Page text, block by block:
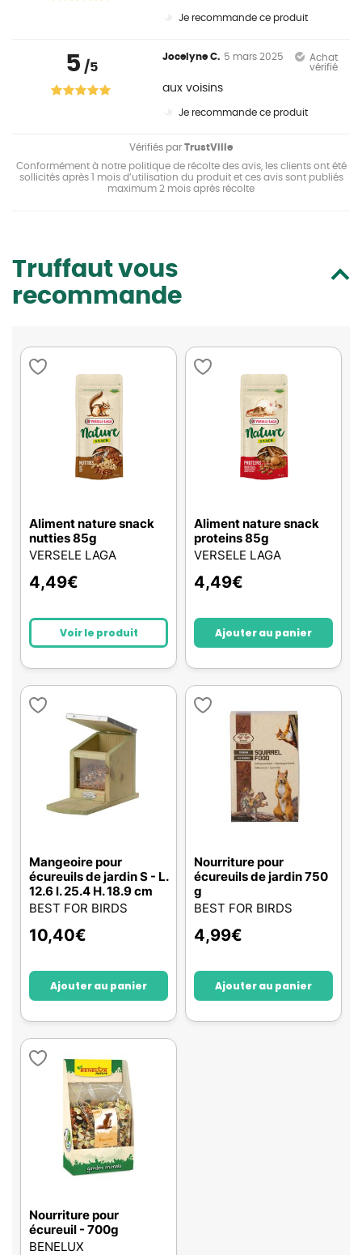
Je recommande ce produit
5 /5
Jocelyne C. 5 mars 2025
Achat
vérifié
aux voisins
Je recommande ce produit
Vérifiés par TrustVille
Conformément à notre politique de récolte des avis, les clients ont été
sollicités après 1 mois d’utilisation du produit et ces avis sont publiés
maximum 2 mois après récolte
Truffaut vous
recommande
Aliment nature snack
nutties 85g
VERSELE LAGA
4,49€
Voir le produit
Aliment nature snack
proteins 85g
VERSELE LAGA
4,49€
Ajouter au panier
Mangeoire pour
écureuils de jardin S - L.
12.6 l. 25.4 H. 18.9 cm
BEST FOR BIRDS
10,40€
Ajouter au panier
Nourriture pour
écureuils de jardin 750
g
BEST FOR BIRDS
4,99€
Ajouter au panier
Nourriture pour
écureuil - 700g
BENELUX